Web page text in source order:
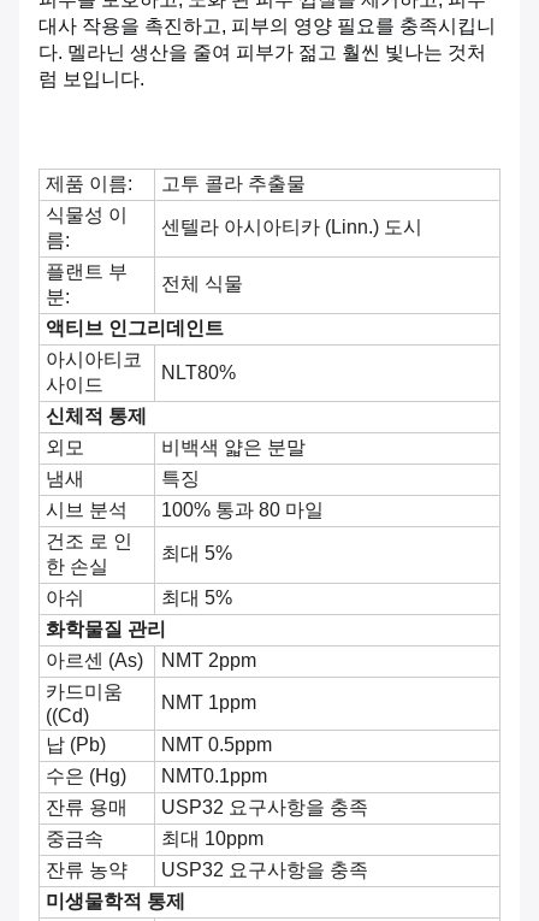
대사 작용을 촉진하고, 피부의 영양 필요를 충족시킵니
다. 멜라닌 생산을 줄여 피부가 젊고 훨씬 빛나는 것처
럼 보입니다.
제품 이름:
고투 콜라 추출물
식물성 이
름:
센텔라 아시아티카 (Linn.) 도시
플랜트 부
분:
전체 식물
액티브 인그리데인트
아시아티코
사이드
NLT80%
신체적 통제
외모
비백색 얇은 분말
냄새
특징
시브 분석
100% 통과 80 마일
건조 로 인
한 손실
최대 5%
아쉬
최대 5%
화학물질 관리
아르센 (As)
NMT 2ppm
카드미움
((Cd)
NMT 1ppm
납 (Pb)
NMT 0.5ppm
수은 (Hg)
NMT0.1ppm
잔류 용매
USP32 요구사항을 충족
중금속
최대 10ppm
잔류 농약
USP32 요구사항을 충족
미생물학적 통제